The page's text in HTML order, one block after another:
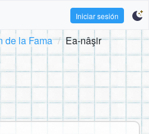
Iniciar sesión
de la Fama Ea-nâşir